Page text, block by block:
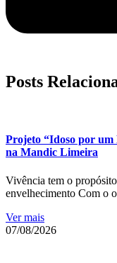
Posts
Projeto “Idoso por
na Mandic Limeira
Vivência tem o
envelhecimento Com o
Ver mais
07/08/2026